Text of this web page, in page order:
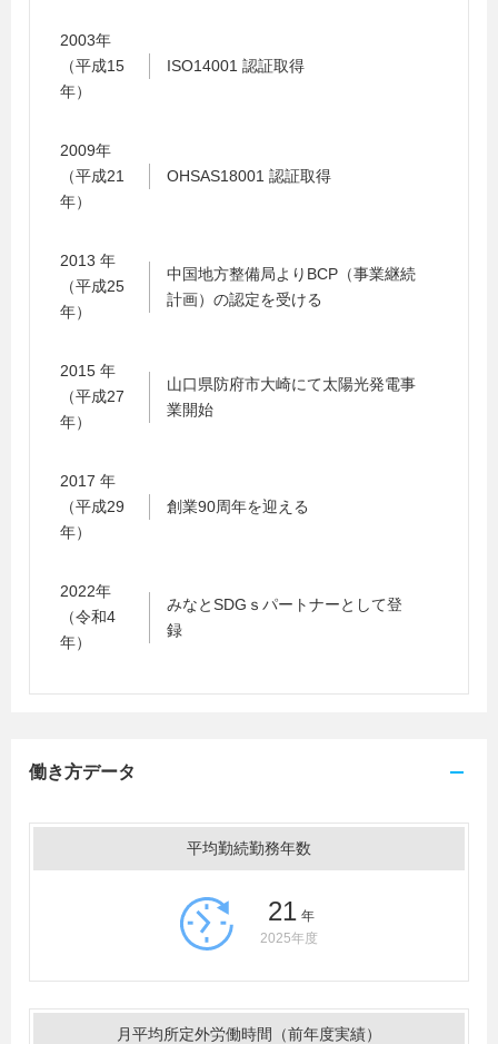
2003年
（平成15
年）
ISO14001 認証取得
2009年
（平成21
年）
OHSAS18001 認証取得
2013 年
（平成25
年）
中国地方整備局よりBCP（事業継続
計画）の認定を受ける
2015 年
（平成27
年）
山口県防府市大崎にて太陽光発電事
業開始
2017 年
（平成29
年）
創業90周年を迎える
2022年
（令和4
年）
みなとSDGｓパートナーとして登
録
働き方データ
平均勤続勤務年数
21 年
2025年度
月平均所定外労働時間（前年度実績）